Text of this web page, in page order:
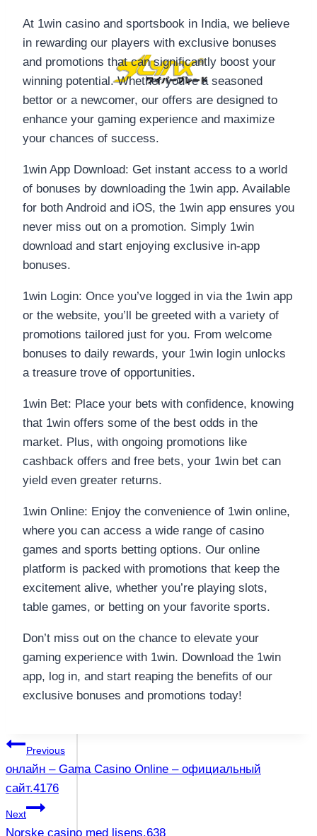
At 1win casino and sportsbook in India, we believe
in rewarding our players with exclusive bonuses
and promotions that can significantly boost your
winning potential. Whether you’re a seasoned
bettor or a newcomer, our offers are designed to
enhance your gaming experience and maximize
your chances of success.
1win App Download: Get instant access to a world
of bonuses by downloading the 1win app. Available
for both Android and iOS, the 1win app ensures you
never miss out on a promotion. Simply 1win
download and start enjoying exclusive in-app
bonuses.
1win Login: Once you’ve logged in via the 1win app
or the website, you’ll be greeted with a variety of
promotions tailored just for you. From welcome
bonuses to daily rewards, your 1win login unlocks
a treasure trove of opportunities.
1win Bet: Place your bets with confidence, knowing
that 1win offers some of the best odds in the
market. Plus, with ongoing promotions like
cashback offers and free bets, your 1win bet can
yield even greater returns.
1win Online: Enjoy the convenience of 1win online,
where you can access a wide range of casino
games and sports betting options. Our online
platform is packed with promotions that keep the
excitement alive, whether you’re playing slots,
table games, or betting on your favorite sports.
Don’t miss out on the chance to elevate your
gaming experience with 1win. Download the 1win
app, log in, and start reaping the benefits of our
exclusive bonuses and promotions today!
แนะแนว
เรื่อง
Previous
онлайн – Gama Casino Online – официальный
сайт.4176
Next
Norske casino med lisens.638